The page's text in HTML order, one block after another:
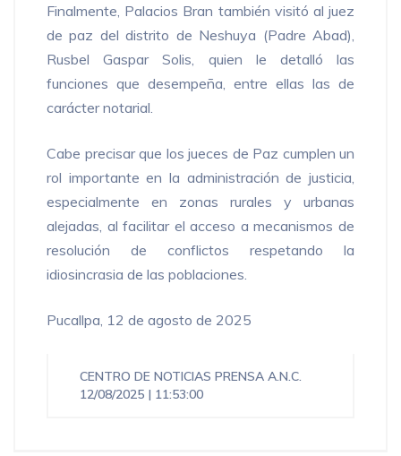
Finalmente, Palacios Bran también visitó al juez
de paz del distrito de Neshuya (Padre Abad),
Rusbel Gaspar Solis, quien le detalló las
funciones que desempeña, entre ellas las de
carácter notarial.
Cabe precisar que los jueces de Paz cumplen un
rol importante en la administración de justicia,
especialmente en zonas rurales y urbanas
alejadas, al facilitar el acceso a mecanismos de
resolución de conflictos respetando la
idiosincrasia de las poblaciones.
Pucallpa, 12 de agosto de 2025
CENTRO DE NOTICIAS PRENSA A.N.C.
12/08/2025 | 11:53:00